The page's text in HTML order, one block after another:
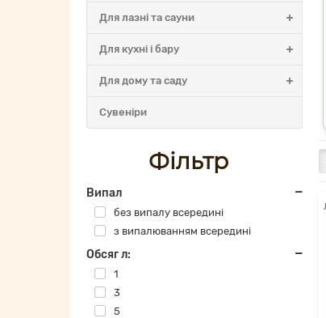
Для лазні та сауни
Для кухні і бару
Для дому та саду
Cувеніри
Фільтр
Випал
без випалу всередині
з випалюванням всередині
Обсяг л:
1
3
5